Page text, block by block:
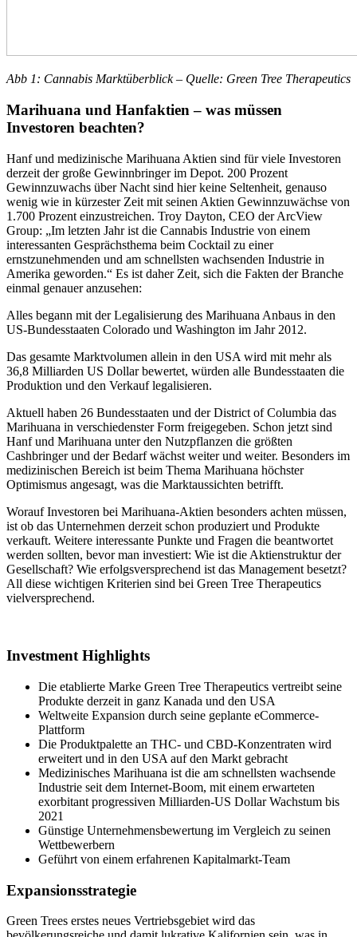
Abb 1: Cannabis Marktüberblick – Quelle: Green Tree Therapeutics
Marihuana und Hanfaktien – was müssen
Investoren beachten?
Hanf und medizinische Marihuana Aktien sind für viele Investoren
derzeit der große Gewinnbringer im Depot. 200 Prozent
Gewinnzuwachs über Nacht sind hier keine Seltenheit, genauso
wenig wie in kürzester Zeit mit seinen Aktien Gewinnzuwächse von
1.700 Prozent einzustreichen. Troy Dayton, CEO der ArcView
Group: „Im letzten Jahr ist die Cannabis Industrie von einem
interessanten Gesprächsthema beim Cocktail zu einer
ernstzunehmenden und am schnellsten wachsenden Industrie in
Amerika geworden.“ Es ist daher Zeit, sich die Fakten der Branche
einmal genauer anzusehen:
Alles begann mit der Legalisierung des Marihuana Anbaus in den
US-Bundesstaaten Colorado und Washington im Jahr 2012.
Das gesamte Marktvolumen allein in den USA wird mit mehr als
36,8 Milliarden US Dollar bewertet, würden alle Bundesstaaten die
Produktion und den Verkauf legalisieren.
Aktuell haben 26 Bundesstaaten und der District of Columbia das
Marihuana in verschiedenster Form freigegeben. Schon jetzt sind
Hanf und Marihuana unter den Nutzpflanzen die größten
Cashbringer und der Bedarf wächst weiter und weiter. Besonders im
medizinischen Bereich ist beim Thema Marihuana höchster
Optimismus angesagt, was die Marktaussichten betrifft.
Worauf Investoren bei Marihuana-Aktien besonders achten müssen,
ist ob das Unternehmen derzeit schon produziert und Produkte
verkauft. Weitere interessante Punkte und Fragen die beantwortet
werden sollten, bevor man investiert: Wie ist die Aktienstruktur der
Gesellschaft? Wie erfolgsversprechend ist das Management besetzt?
All diese wichtigen Kriterien sind bei Green Tree Therapeutics
vielversprechend.
Investment Highlights
Die etablierte Marke Green Tree Therapeutics vertreibt seine
Produkte derzeit in ganz Kanada und den USA
Weltweite Expansion durch seine geplante eCommerce-
Plattform
Die Produktpalette an THC- und CBD-Konzentraten wird
erweitert und in den USA auf den Markt gebracht
Medizinisches Marihuana ist die am schnellsten wachsende
Industrie seit dem Internet-Boom, mit einem erwarteten
exorbitant progressiven Milliarden-US Dollar Wachstum bis
2021
Günstige Unternehmensbewertung im Vergleich zu seinen
Wettbewerbern
Geführt von einem erfahrenen Kapitalmarkt-Team
Expansionsstrategie
Green Trees erstes neues Vertriebsgebiet wird das